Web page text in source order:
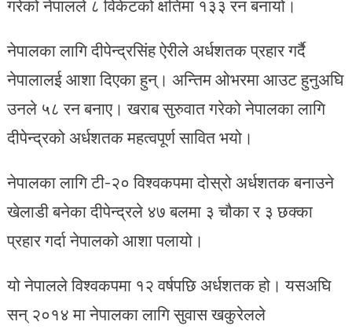
गरेको नेपालले ८ विकेटको क्षतिमा १३३ रन बनायो।
नेपालका लागि दीपेन्द्रसिंह ऐरीले अर्धशतक प्रहार गर्दै
नेपालालई आशा दिएका हुन्। अन्तिम ओ‌भरमा आउट हुनुअघि
उनले ५८ रन बनाए। खराब सुरुवात गरेको नेपालका लागि
दीपेन्द्रको अर्धशतक महत्वपूर्ण सावित भयो।
नेपालका लागि टी-२० विश्वकपमा दोस्रो अर्धशतक बनाउने
खेलाडी बनेका दीपेन्द्रले ४७ बलमा ३ चौका र ३ छक्का
प्रहार गर्दा नेपालको आशा पलायो।
यो नेपालले विश्वकपमा १२ वर्षपछि अर्धशतक हो। यसअघि
सन् २०१४ मा नेपालका लागि सुवास खकुरेलले